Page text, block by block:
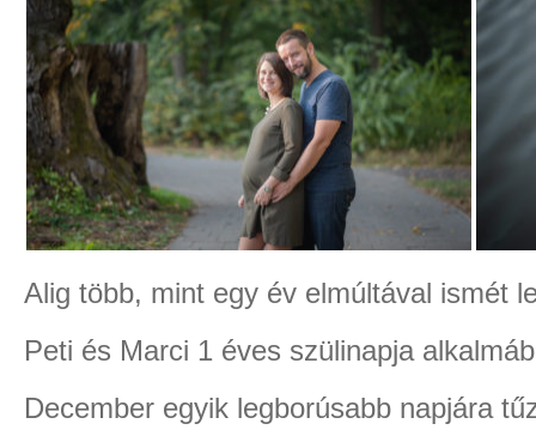
Alig több, mint egy év elmúltával ismét
Peti és Marci 1 éves szülinapja
December egyik legborúsabb napjára